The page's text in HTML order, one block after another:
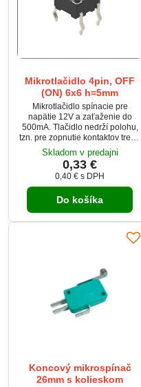
Mikrotlačidlo 4pin, OFF
(ON) 6x6 h=5mm
Mikrotlačidlo spínacie pre
napätie 12V a zaťaženie do
500mA. Tlačidlo nedrží polohu,
tzn. pre zopnutie kontaktov treba
držať stlačené.
Skladom v predajni
0,33 €
0,40 € s DPH
Do košíka
Koncový mikrospínač
26mm s kolieskom